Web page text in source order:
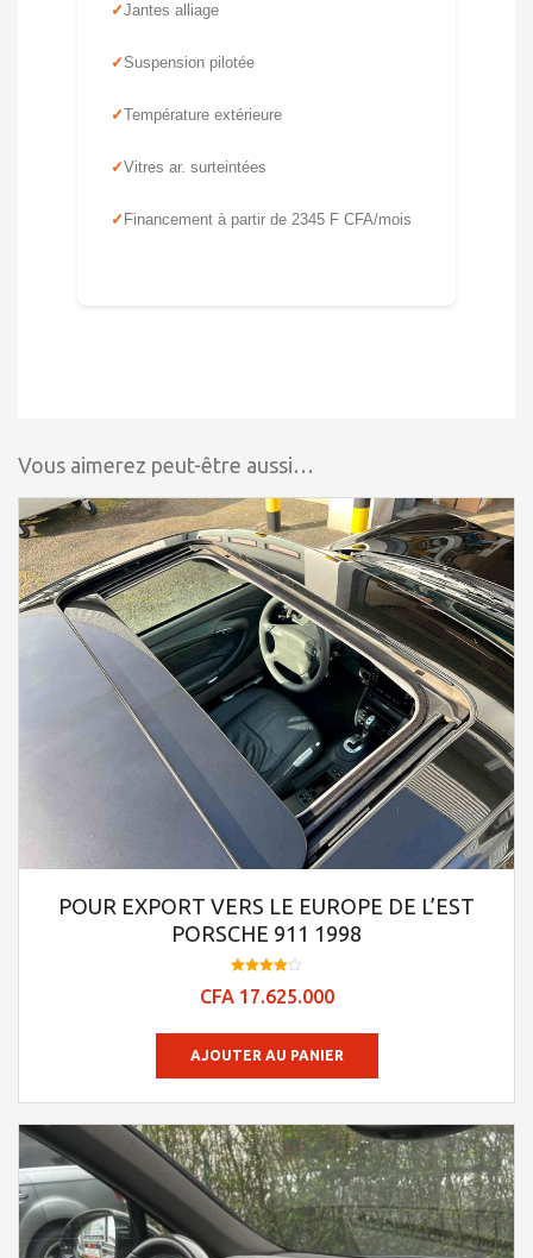
Jantes alliage
Suspension pilotée
Température extérieure
Vitres ar. surteintées
Financement à partir de 2345 F CFA/mois
Vous aimerez peut-être aussi…
POUR EXPORT VERS LE EUROPE DE L’EST
PORSCHE 911 1998
4.0
CFA17.625.000
AJOUTER AU PANIER